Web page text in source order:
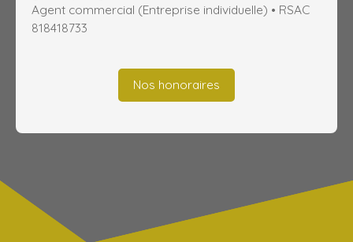
Agent commercial (Entreprise individuelle) • RSAC
818418733
Nos honoraires